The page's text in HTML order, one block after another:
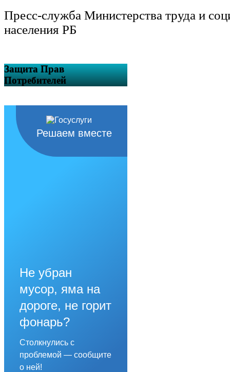
Пресс-служба Министерства труда и
населения РБ
Защита Прав
Потребителей
Решаем вместе
Не убран
мусор, яма на
дороге, не горит
фонарь?
Столкнулись с
проблемой — сообщите
о ней!